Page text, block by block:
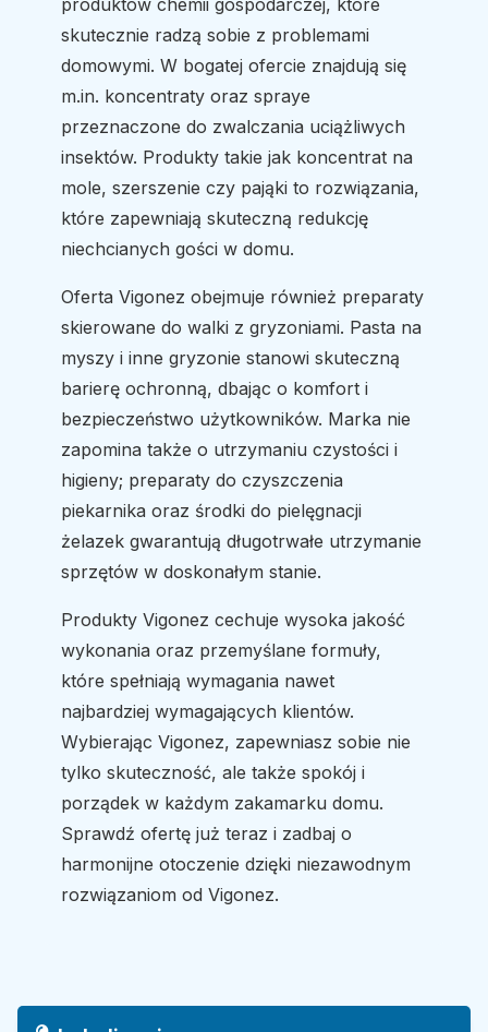
produktów chemii gospodarczej, które
skutecznie radzą sobie z problemami
domowymi. W bogatej ofercie znajdują się
m.in. koncentraty oraz spraye
przeznaczone do zwalczania uciążliwych
insektów. Produkty takie jak koncentrat na
mole, szerszenie czy pająki to rozwiązania,
które zapewniają skuteczną redukcję
niechcianych gości w domu.
Oferta Vigonez obejmuje również preparaty
skierowane do walki z gryzoniami. Pasta na
myszy i inne gryzonie stanowi skuteczną
barierę ochronną, dbając o komfort i
bezpieczeństwo użytkowników. Marka nie
zapomina także o utrzymaniu czystości i
higieny; preparaty do czyszczenia
piekarnika oraz środki do pielęgnacji
żelazek gwarantują długotrwałe utrzymanie
sprzętów w doskonałym stanie.
Produkty Vigonez cechuje wysoka jakość
wykonania oraz przemyślane formuły,
które spełniają wymagania nawet
najbardziej wymagających klientów.
Wybierając Vigonez, zapewniasz sobie nie
tylko skuteczność, ale także spokój i
porządek w każdym zakamarku domu.
Sprawdź ofertę już teraz i zadbaj o
harmonijne otoczenie dzięki niezawodnym
rozwiązaniom od Vigonez.